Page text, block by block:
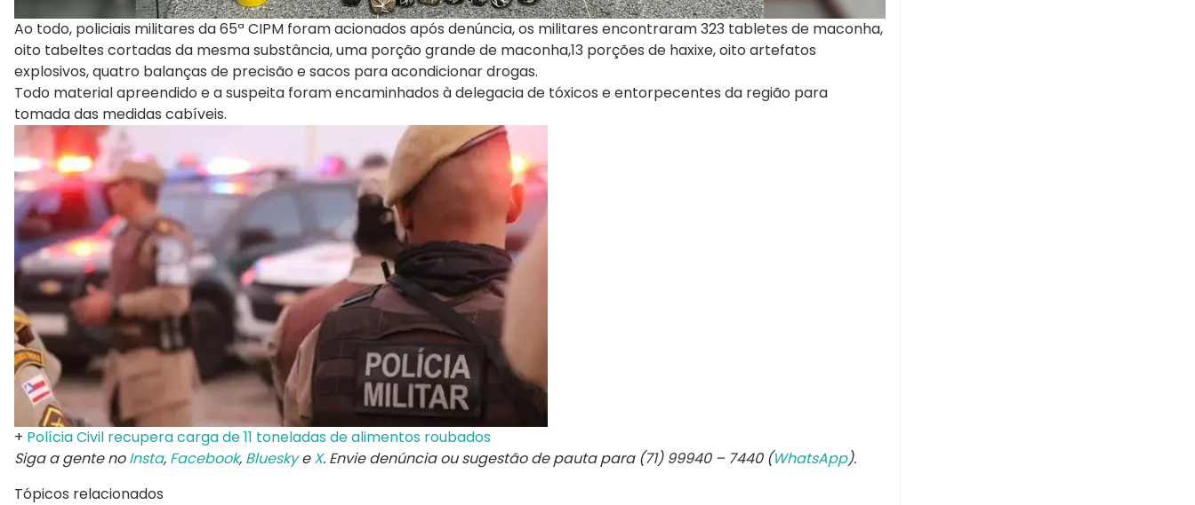
Ao todo, policiais militares da 65ª CIPM foram acionados após denúncia, os militares encontraram 323 tabletes de maconha,
oito tabeltes cortadas da mesma substância, uma porção grande de maconha,13 porções de haxixe, oito artefatos
explosivos, quatro balanças de precisão e sacos para acondicionar drogas.
Todo material apreendido e a suspeita foram encaminhados à delegacia de tóxicos e entorpecentes da região para
tomada das medidas cabíveis.
+ Polícia Civil recupera carga de 11 toneladas de alimentos roubados
Siga a gente noInsta, Facebook, BlueskyeX. Envie denúncia ou sugestão de pauta para (71) 99940 – 7440 (WhatsApp).
Tópicos relacionados